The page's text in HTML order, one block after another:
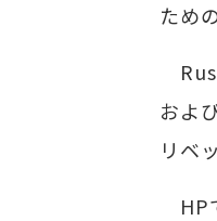
ため
およ
リベ
HP